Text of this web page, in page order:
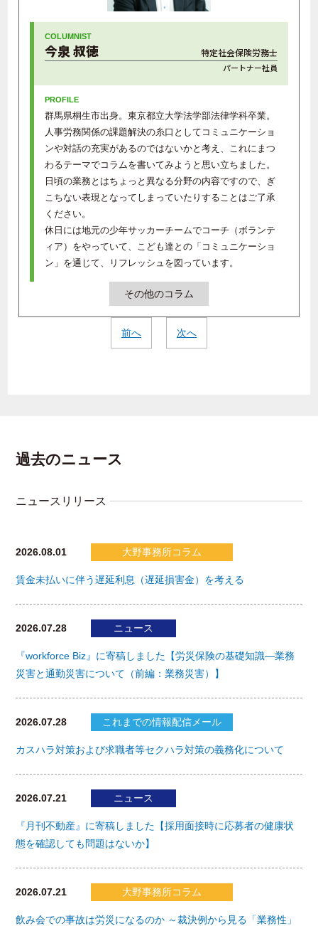
今泉 叔徳 特定社会保険労務士
パートナー社員
群馬県桐生市出身。東京都立大学法学部法律学科卒業。
人事労務関係の課題解決の糸口としてコミュニケーショ
ンや対話の充実があるのではないかと考え、これにまつ
わるテーマでコラムを書いてみようと思い立ちました。
日頃の業務とはちょっと異なる分野の内容ですので、ぎ
こちない表現となってしまっていたりすることはご了承
ください。
休日には地元の少年サッカーチームでコーチ（ボランテ
ィア）をやっていて、こども達との「コミュニケーショ
ン」を通じて、リフレッシュを図っています。
その他のコラム
前へ 次へ
過去のニュース
ニュースリリース
2026.08.01 大野事務所コラム
賃金未払いに伴う遅延利息（遅延損害金）を考える
2026.07.28 ニュース
『workforce Biz』に寄稿しました【労災保険の基礎知識―業務
災害と通勤災害について（前編：業務災害）】
2026.07.28 これまでの情報配信メール
カスハラ対策および求職者等セクハラ対策の義務化について
2026.07.21 ニュース
『月刊不動産』に寄稿しました【採用面接時に応募者の健康状
態を確認しても問題はないか】
2026.07.21 大野事務所コラム
飲み会での事故は労災になるのか ～裁決例から見る「業務性」